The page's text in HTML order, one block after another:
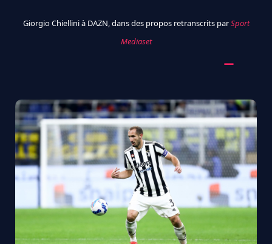
Giorgio Chiellini à DAZN, dans des propos retranscrits parSport
Mediaset